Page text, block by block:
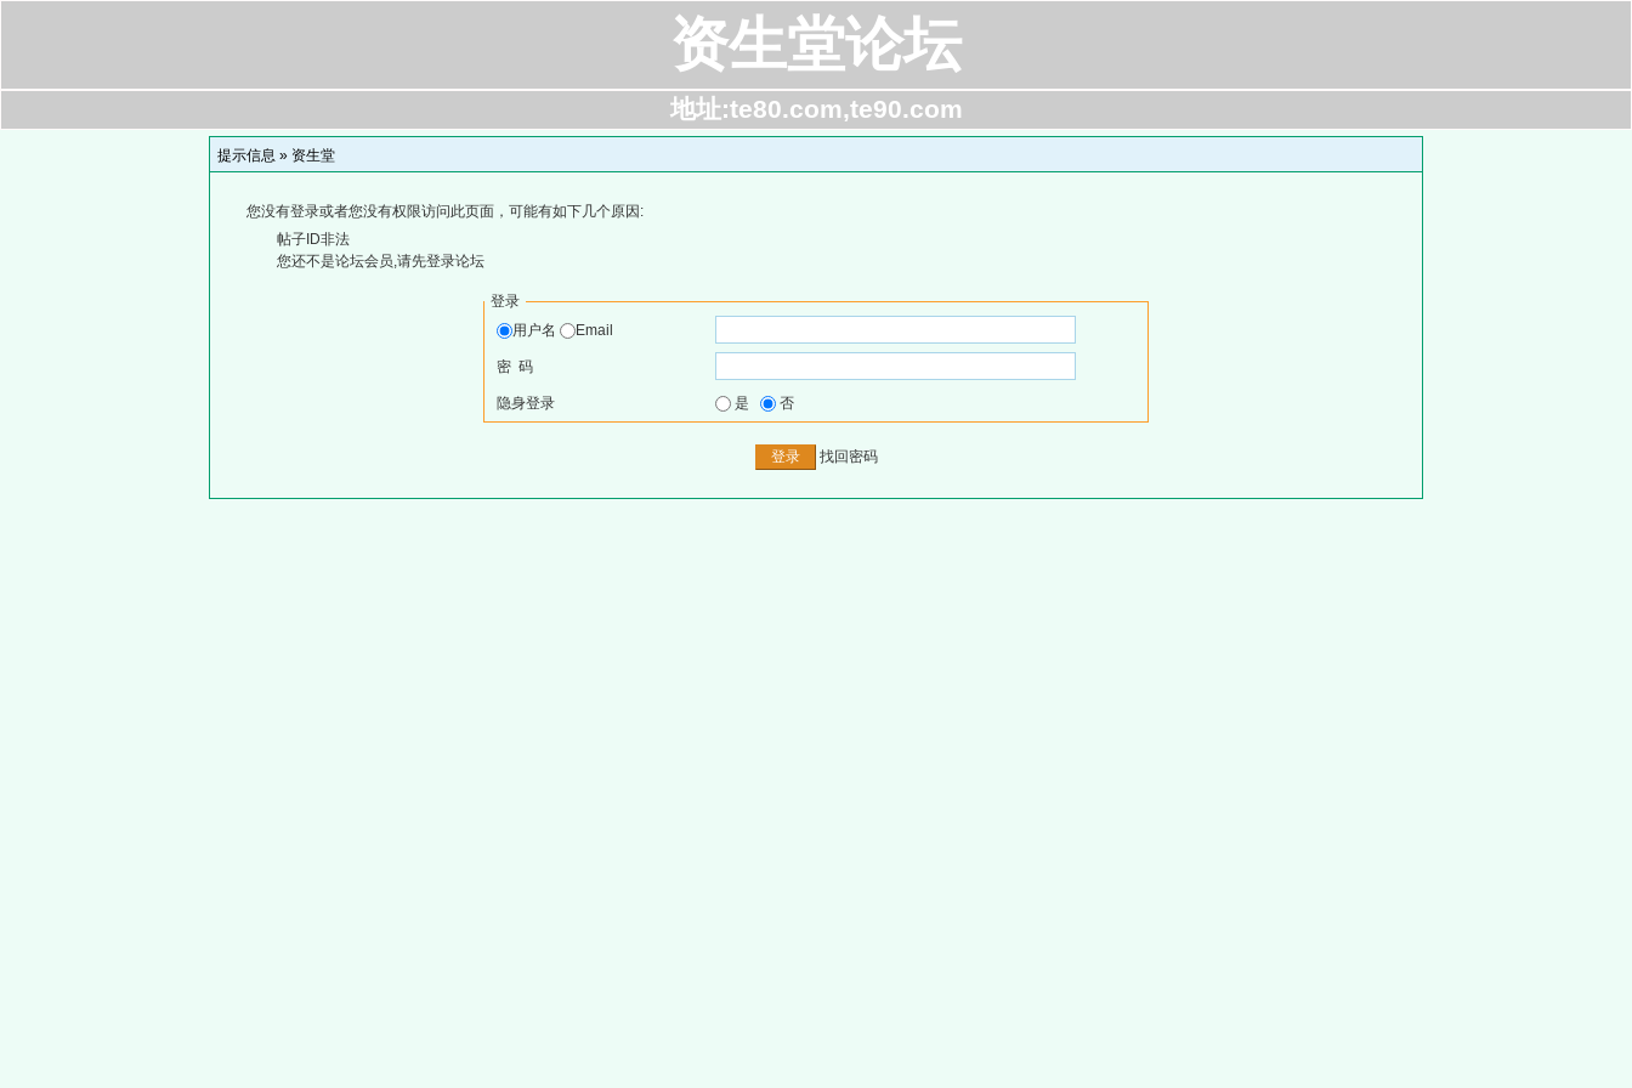
资生堂论坛
地址:te80.com,te90.com
提示信息 » 资生堂
您没有登录或者您没有权限访问此页面，可能有如下几个原因:
帖子ID非法
您还不是论坛会员,请先登录论坛
登录
用户名
Email
密 码
隐身登录 是 否
找回密码